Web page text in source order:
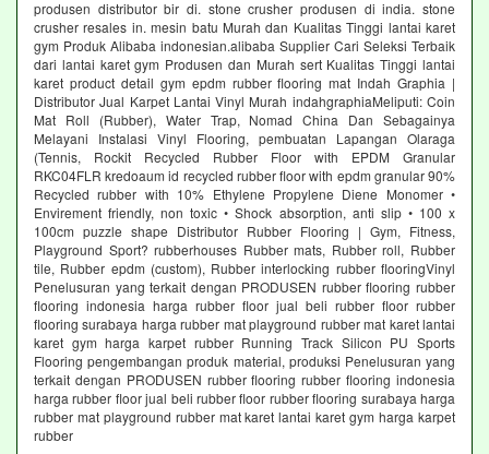
produsen distributor bir di. stone crusher produsen di india. stone
crusher resales in. mesin batu Murah dan Kualitas Tinggi lantai karet
gym Produk Alibaba indonesian.alibaba Supplier Cari Seleksi Terbaik
dari lantai karet gym Produsen dan Murah sert Kualitas Tinggi lantai
karet product detail gym epdm rubber flooring mat Indah Graphia |
Distributor Jual Karpet Lantai Vinyl Murah indahgraphiaMeliputi: Coin
Mat Roll (Rubber), Water Trap, Nomad China Dan Sebagainya
Melayani Instalasi Vinyl Flooring, pembuatan Lapangan Olaraga
(Tennis, Rockit Recycled Rubber Floor with EPDM Granular
RKC04FLR kredoaum id recycled rubber floor with epdm granular 90%
Recycled rubber with 10% Ethylene Propylene Diene Monomer •
Envirement friendly, non toxic • Shock absorption, anti slip • 100 x
100cm puzzle shape Distributor Rubber Flooring | Gym, Fitness,
Playground Sport? rubberhouses Rubber mats, Rubber roll, Rubber
tile, Rubber epdm (custom), Rubber interlocking rubber flooringVinyl
Penelusuran yang terkait dengan PRODUSEN rubber flooring rubber
flooring indonesia harga rubber floor jual beli rubber floor rubber
flooring surabaya harga rubber mat playground rubber mat karet lantai
karet gym harga karpet rubber Running Track Silicon PU Sports
Flooring pengembangan produk material, produksi Penelusuran yang
terkait dengan PRODUSEN rubber flooring rubber flooring indonesia
harga rubber floor jual beli rubber floor rubber flooring surabaya harga
rubber mat playground rubber mat karet lantai karet gym harga karpet
rubber